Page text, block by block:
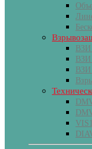
ВЗИ
ВЗИ
ВЗИ